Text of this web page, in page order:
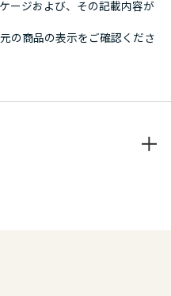
ージおよび、その記載内容が
の商品の表示をご確認くださ